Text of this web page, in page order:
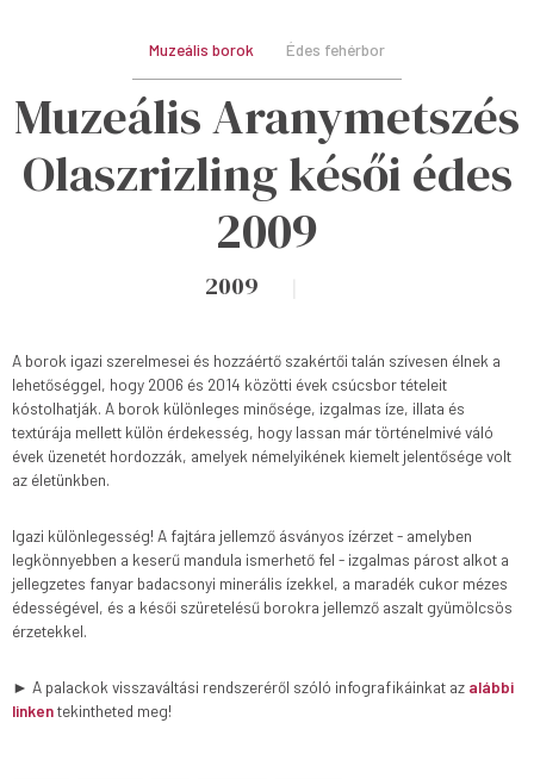
Muzeális borok Édes fehérbor
Muzeális Aranymetszés
Olaszrizling késői édes
2009
2009
A borok igazi szerelmesei és hozzáértő szakértői talán szívesen élnek a
lehetőséggel, hogy 2006 és 2014 közötti évek csúcsbor tételeit
kóstolhatják. A borok különleges minősége, izgalmas íze, illata és
textúrája mellett külön érdekesség, hogy lassan már történelmivé váló
évek üzenetét hordozzák, amelyek némelyikének kiemelt jelentősége volt
az életünkben.
Igazi különlegesség! A fajtára jellemző ásványos ízérzet - amelyben
legkönnyebben a keserű mandula ismerhető fel - izgalmas párost alkot a
jellegzetes fanyar badacsonyi minerális ízekkel, a maradék cukor mézes
édességével, és a késői szüretelésű borokra jellemző aszalt gyümölcsös
érzetekkel.
► A palackok visszaváltási rendszeréről szóló infografikáinkat az alábbi
linkentekintheted meg!